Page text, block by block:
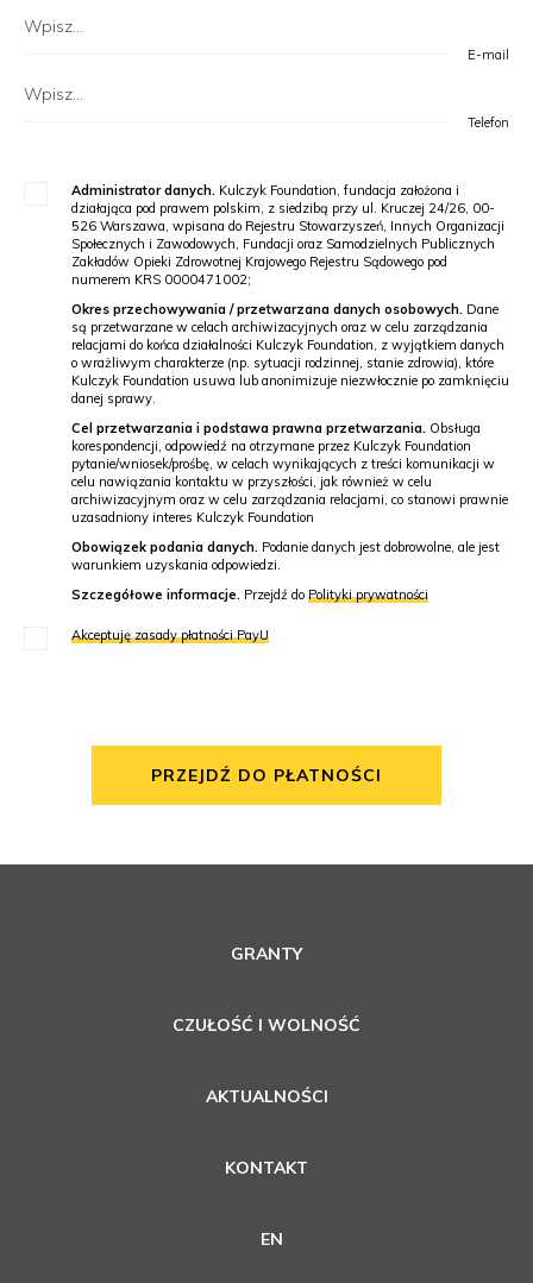
E-mail
Telefon
Administrator danych. Kulczyk Foundation, fundacja założona i
działająca pod prawem polskim, z siedzibą przy ul. Kruczej 24/26, 00-
526 Warszawa, wpisana do Rejestru Stowarzyszeń, Innych Organizacji
Społecznych i Zawodowych, Fundacji oraz Samodzielnych Publicznych
Zakładów Opieki Zdrowotnej Krajowego Rejestru Sądowego pod
numerem KRS 0000471002;
Okres przechowywania / przetwarzana danych osobowych. Dane
są przetwarzane w celach archiwizacyjnych oraz w celu zarządzania
relacjami do końca działalności Kulczyk Foundation, z wyjątkiem danych
o wrażliwym charakterze (np. sytuacji rodzinnej, stanie zdrowia), które
Kulczyk Foundation usuwa lub anonimizuje niezwłocznie po zamknięciu
danej sprawy.
Cel przetwarzania i podstawa prawna przetwarzania. Obsługa
korespondencji, odpowiedź na otrzymane przez Kulczyk Foundation
pytanie/wniosek/prośbę, w celach wynikających z treści komunikacji w
celu nawiązania kontaktu w przyszłości, jak również w celu
archiwizacyjnym oraz w celu zarządzania relacjami, co stanowi prawnie
uzasadniony interes Kulczyk Foundation
Obowiązek podania danych. Podanie danych jest dobrowolne, ale jest
warunkiem uzyskania odpowiedzi.
Szczegółowe informacje. Przejdź do Polityki prywatności
Akceptuję zasady płatności PayU
PRZEJDŹ DO PŁATNOŚCI
GRANTY
CZUŁOŚĆ I WOLNOŚĆ
AKTUALNOŚCI
KONTAKT
EN